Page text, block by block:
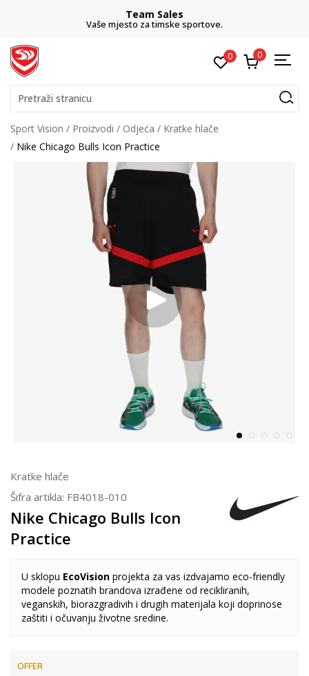
Team Sales
Vaše mjesto za timske sportove.
0 0
Pretraži stranicu
Sport Vision Proizvodi Odjeća
Kratke hlače
Nike Chicago Bulls Icon Practice
Kratke hlače
Šifra artikla: FB4018-010
Nike Chicago Bulls Icon
Practice
U sklopu EcoVision projekta za vas izdvajamo eco-friendly
modele poznatih brandova izrađene od recikliranih,
veganskih, biorazgradivih i drugih materijala koji doprinose
zaštiti i očuvanju životne sredine.
OFFER